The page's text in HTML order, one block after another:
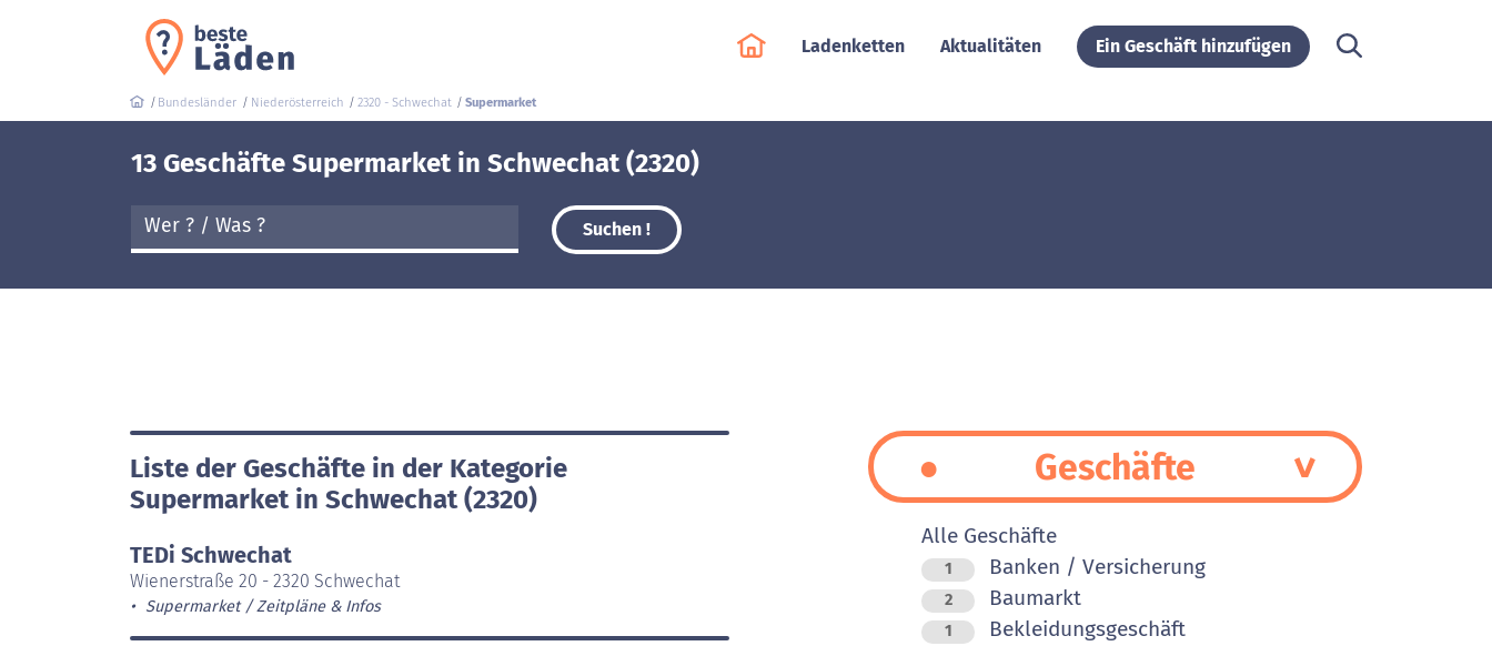
Ladenketten Aktualitäten Ein Geschäft hinzufügen
Bundesländer Niederösterreich 2320 - Schwechat Supermarket
13 Geschäfte Supermarket in Schwechat (2320)
Suchen !
Liste der Geschäfte in der Kategorie
Supermarket in Schwechat (2320)
TEDi Schwechat
Wienerstraße 20 - 2320 Schwechat
Supermarket Zeitpläne & Infos
Geschäfte
Alle Geschäfte
1 Banken / Versicherung
2 Baumarkt
1 Bekleidungsgeschäft